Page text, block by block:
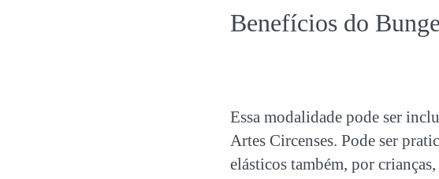
Benefícios do
Essa modalidade pode ser
Artes Circenses. Pode ser
elásticos também, por